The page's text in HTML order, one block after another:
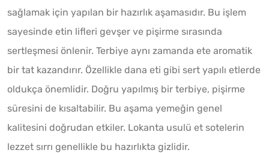
sağlamak için yapılan bir hazırlık aşamasıdır. Bu işlem
sayesinde etin lifleri gevşer ve pişirme sırasında
sertleşmesi önlenir. Terbiye aynı zamanda ete aromatik
bir tat kazandırır. Özellikle dana eti gibi sert yapılı etlerde
oldukça önemlidir. Doğru yapılmış bir terbiye, pişirme
süresini de kısaltabilir. Bu aşama yemeğin genel
kalitesini doğrudan etkiler. Lokanta usulü et sotelerin
lezzet sırrı genellikle bu hazırlıkta gizlidir.